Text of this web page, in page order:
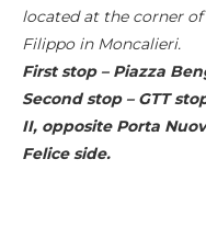
located at the corner
Filippo in Moncalieri.
First stop – Piazza
Second stop – GTT
II, opposite Porta
Felice side.